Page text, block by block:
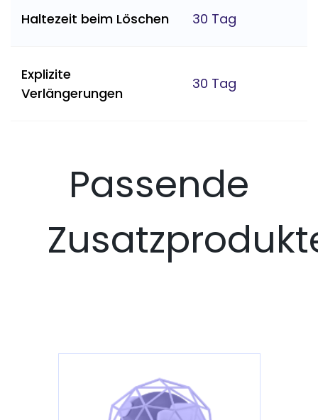
Haltezeit beim Löschen 30 Tag
Explizite
Verlängerungen
30 Tag
Passende